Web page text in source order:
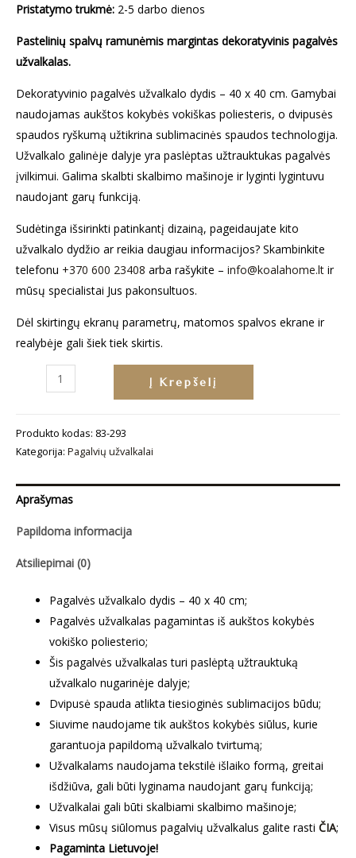
Pristatymo trukmė: 2-5 darbo dienos
Pastelinių spalvų ramunėmis margintas dekoratyvinis pagalvės
užvalkalas.
Dekoratyvinio pagalvės užvalkalo dydis – 40 x 40 cm. Gamybai
naudojamas aukštos kokybės vokiškas poliesteris, o dvipusės
spaudos ryškumą užtikrina sublimacinės spaudos technologija.
Užvalkalo galinėje dalyje yra paslėptas užtrauktukas pagalvės
įvilkimui. Galima skalbti skalbimo mašinoje ir lyginti lygintuvu
naudojant garų funkciją.
Sudėtinga išsirinkti patinkantį dizainą, pageidaujate kito
užvalkalo dydžio ar reikia daugiau informacijos? Skambinkite
telefonu +370 600 23408 arba rašykite – info@koalahome.lt ir
mūsų specialistai Jus pakonsultuos.
Dėl skirtingų ekranų parametrų, matomos spalvos ekrane ir
realybėje gali šiek tiek skirtis.
produkto
užvalkalas
„Pastelinis
Į Krepšelį
Produkto kodas: 83-293
Kategorija: Pagalvių užvalkalai
Aprašymas
Papildoma informacija
Atsiliepimai (0)
Pagalvės užvalkalo dydis – 40 x 40 cm;
Pagalvės užvalkalas pagamintas iš aukštos kokybės
vokiško poliesterio;
Šis pagalvės užvalkalas turi paslėptą užtrauktuką
užvalkalo nugarinėje dalyje;
Dvipusė spauda atlikta tiesioginės sublimacijos būdu;
Siuvime naudojame tik aukštos kokybės siūlus, kurie
garantuoja papildomą užvalkalo tvirtumą;
Užvalkalams naudojama tekstilė išlaiko formą, greitai
išdžiūva, gali būti lyginama naudojant garų funkciją;
Užvalkalai gali būti skalbiami skalbimo mašinoje;
Visus mūsų siūlomus pagalvių užvalkalus galite rasti ČIA;
Pagaminta Lietuvoje!